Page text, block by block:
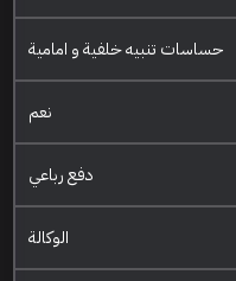
حساسات تنبيه خلفية و امامية
نعم
دفع رباعي
الوكالة